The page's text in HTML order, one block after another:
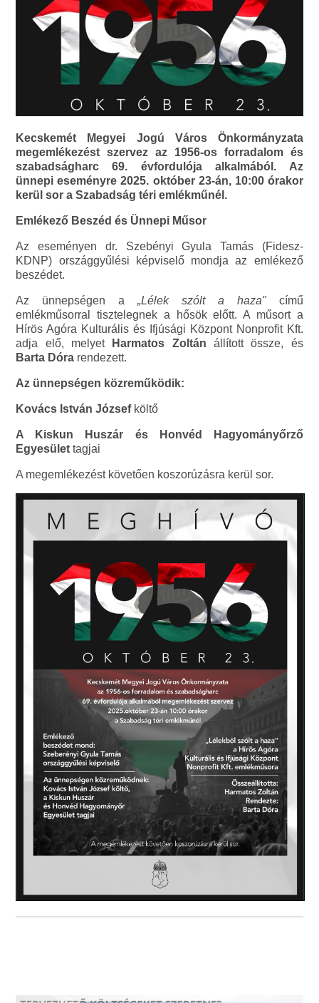
Kecskemét Megyei Jogú Város Önkormányzata
megemlékezést szervez az 1956-os forradalom és
szabadságharc 69. évfordulója alkalmából. Az
ünnepi eseményre 2025. október 23-án, 10:00 órakor
kerül sor a Szabadság téri emlékműnél.
Emlékező Beszéd és Ünnepi Műsor
Az eseményen dr. Szebényi Gyula Tamás (Fidesz-
KDNP) országgyűlési képviselő mondja az emlékező
beszédet.
Az ünnepségen a„Lélek szólt a haza"című
emlékműsorral tisztelegnek a hősök előtt. A műsort a
Hírös Agóra Kulturális és Ifjúsági Központ Nonprofit Kft.
adja elő, melyet
Harmatos Zoltán állított össze, és
Barta Dóra rendezett.
Az ünnepségen közreműködik:
Kovács István Józsefköltő
A Kiskun Huszár és Honvéd Hagyományőrző
Egyesület tagjai
A megemlékezést követően koszorúzásra kerül sor.